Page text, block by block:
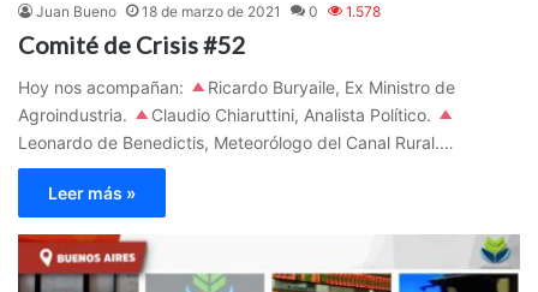
Juan Bueno 18 de marzo de 2021 0 1.578
Comité de Crisis #52
Hoy nos acompañan:
Ricardo Buryaile, Ex Ministro de
Agroindustria.
Claudio Chiaruttini, Analista Político.
Leonardo de Benedictis, Meteorólogo del Canal Rural.…
Leer más »